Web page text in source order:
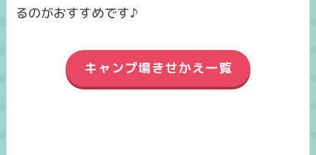
るのがおすすめです♪
キャンプ場きせかえ一覧